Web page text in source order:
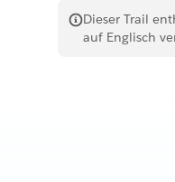
Dieser Trail
auf Englisch